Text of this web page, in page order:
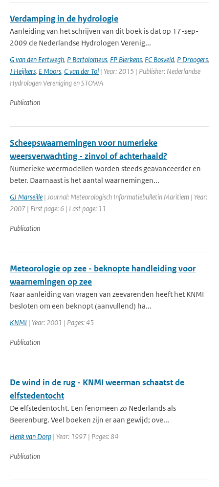
Verdamping in de hydrologie
Aanleiding van het schrijven van dit boek is dat op 17-sep-
2009 de Nederlandse Hydrologen Verenig...
G van den Eertwegh, P Bartolomeus, FP Bierkens, FC Bosveld, P Droogers,
J Heijkers, E Moors, C van der Tol | Year: 2015 | Publisher: Nederlandse
Hydrologen Vereniging en STOWA
Publication
Scheepswaarnemingen voor numerieke
weersverwachting - zinvol of achterhaald?
Numerieke weermodellen worden steeds geavanceerder en
beter. Daarnaast is het aantal waarnemingen...
GJ Marseille | Journal: Meteorologisch Informatiebulletin Maritiem | Year:
2007 | First page: 6 | Last page: 11
Publication
Meteorologie op zee - beknopte handleiding voor
waarnemingen op zee
Naar aanleiding van vragen van zeevarenden heeft het KNMI
besloten om een beknopt (aanvullend) ha...
KNMI | Year: 2001 | Pages: 45
Publication
De wind in de rug - KNMI weerman schaatst de
elfstedentocht
De elfstedentocht. Een fenomeen zo Nederlands als
Beerenburg. Veel boeken zijn er aan gewijd; ove...
Henk van Dorp | Year: 1997 | Pages: 84
Publication